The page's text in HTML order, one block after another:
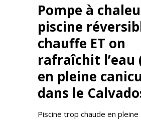
Pompe à
piscine
chauffe ET on
rafraîchit l’eau
en pleine
dans le
Piscine trop chaude en pleine